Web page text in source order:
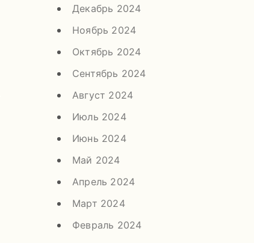
Декабрь 2024
Ноябрь 2024
Октябрь 2024
Сентябрь 2024
Август 2024
Июль 2024
Июнь 2024
Май 2024
Апрель 2024
Март 2024
Февраль 2024